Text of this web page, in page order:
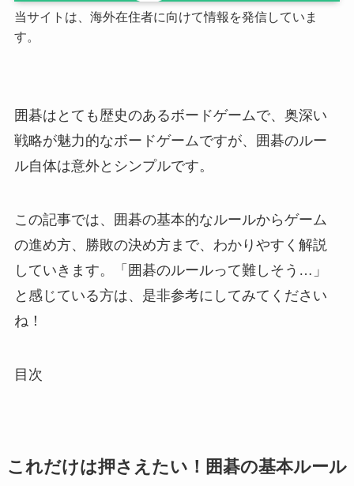
当サイトは、海外在住者に向けて情報を発信していま
す。
囲碁はとても歴史のあるボードゲームで、奥深い
戦略が魅力的なボードゲームですが、囲碁のルー
ル自体は意外とシンプルです。
この記事では、囲碁の基本的なルールからゲーム
の進め方、勝敗の決め方まで、わかりやすく解説
していきます。「囲碁のルールって難しそう…」
と感じている方は、是非参考にしてみてください
ね！
目次
これだけは押さえたい！囲碁の基本ルール